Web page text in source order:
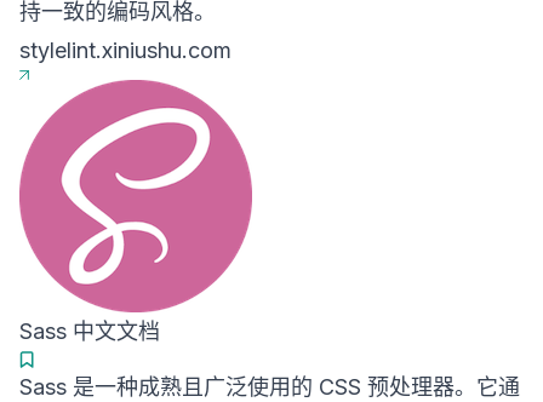
持一致的编码风格。
stylelint.xiniushu.com
Sass 中文文档
Sass 是一种成熟且广泛使用的 CSS 预处理器。它通